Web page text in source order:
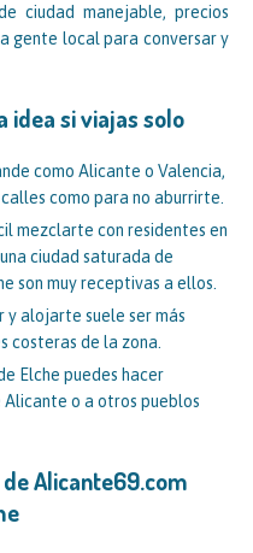
ciudad manejable, precios
gente local para conversar y
idea si viajas solo
como Alicante o Valencia,
como para no aburrirte.
mezclarte con residentes en
ciudad saturada de
son muy receptivas a ellos.
y alojarte suele ser más
costeras de la zona.
Elche puedes hacer
o a otros pueblos
Alicante69.com